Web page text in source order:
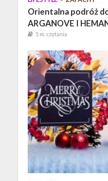
Orientalna podróż
ARGANOVE I
5 m. czytania